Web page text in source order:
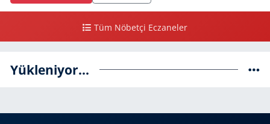
Tüm Nöbetçi Eczaneler
Yükleniyor...